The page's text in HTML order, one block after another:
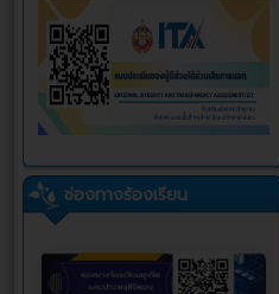
ช่องทางร้องเรียน